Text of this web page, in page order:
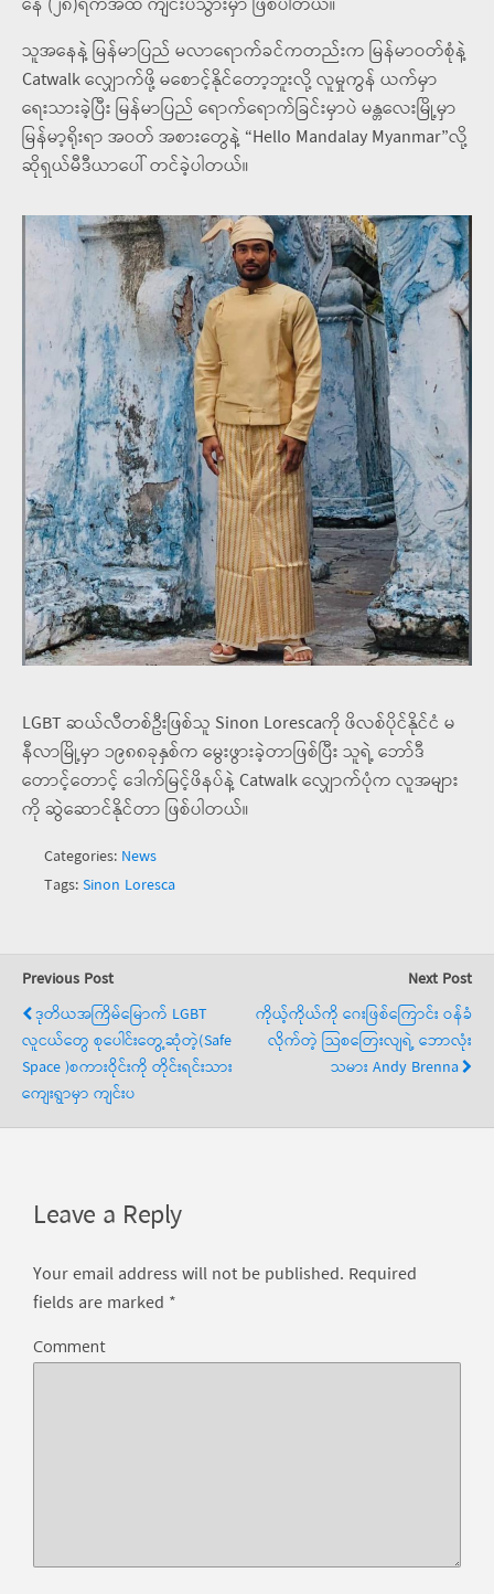
နေ (၂၈)ရက်အထိ ကျင်းပသွားမှာ ဖြစ်ပါတယ်။
သူအနေနဲ့ မြန်မာပြည် မလာရောက်ခင်ကတည်းက မြန်မာဝတ်စုံနဲ့
Catwalk လျှောက်ဖို့ မစောင့်နိုင်တော့ဘူးလို့ လူမှုကွန် ယက်မှာ
ရေးသားခဲ့ပြီး မြန်မာပြည် ရောက်ရောက်ခြင်းမှာပဲ မန္တလေးမြို့မှာ
မြန်မာ့ရိုးရာ အဝတ် အစားတွေနဲ့ “Hello Mandalay Myanmar”လို့
ဆိုရှယ်မီဒီယာပေါ် တင်ခဲ့ပါတယ်။
LGBT ဆယ်လီတစ်ဦးဖြစ်သူ Sinon Lorescaကို ဖိလစ်ပိုင်နိုင်ငံ မ
နီလာမြို့မှာ ၁၉၈၈ခုနှစ်က မွေးဖွားခဲ့တာဖြစ်ပြီး သူရဲ့ ဘော်ဒီ
တောင့်တောင့် ဒေါက်မြင့်ဖိနပ်နဲ့ Catwalk လျှောက်ပုံက လူအများ
ကို ဆွဲဆောင်နိုင်တာ ဖြစ်ပါတယ်။
Categories: News
Tags:Sinon Loresca
Previous Post
ဒုတိယအကြိမ်မြောက် LGBT
လူငယ်တွေ စုပေါင်းတွေ့ဆုံတဲ့(Safe
Space )စကားဝိုင်းကို တိုင်းရင်းသား
ကျေးရွာမှာ ကျင်းပ
Next Post
ကိုယ့်ကိုယ်ကို ဂေးဖြစ်ကြောင်း ဝန်ခံ
လိုက်တဲ့ သြစတြေးလျရဲ့ ဘောလုံး
သမား Andy Brenna
Leave a Reply
Your email address will not be published. Required
fields are marked *
Comment